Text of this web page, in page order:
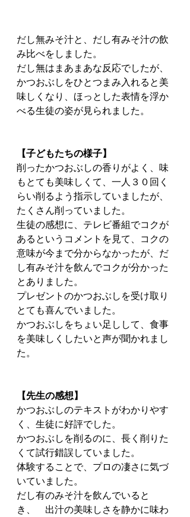
だし無みそ汁と、だし有みそ汁の飲
み比べをしました。
だし無はまあまあな反応でしたが、
かつおぶしをひとつまみ入れると美
味しくなり、ほっとした表情を浮か
べる生徒の姿が見られました。
【子どもたちの様子】
削ったかつおぶしの香りがよく、味
もとても美味しくて、一人３０回く
らい削るよう指示していましたが、
たくさん削っていました。
生徒の感想に、テレビ番組でコクが
あるというコメントを見て、コクの
意味が今まで分からなかったが、だ
し有みそ汁を飲んでコクが分かった
とありました。
プレゼントのかつおぶしを受け取り
とても喜んでいました。
かつおぶしをちょい足しして、食事
を美味しくしたいと声が聞かれまし
た。
【先生の感想】
かつおぶしのテキストがわかりやす
く、生徒に好評でした。
かつおぶしを削るのに、長く削りた
くて試行錯誤していました。
体験することで、プロの凄さに気づ
いていました。
だし有のみそ汁を飲んでいると
き、　出汁の美味しさを静かに味わ